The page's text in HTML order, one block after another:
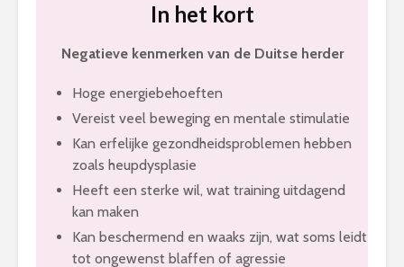
In het kort
Negatieve kenmerken van de Duitse herder
Hoge energiebehoeften
Vereist veel beweging en mentale stimulatie
Kan erfelijke gezondheidsproblemen hebben
zoals heupdysplasie
Heeft een sterke wil, wat training uitdagend
kan maken
Kan beschermend en waaks zijn, wat soms leidt
tot ongewenst blaffen of agressie